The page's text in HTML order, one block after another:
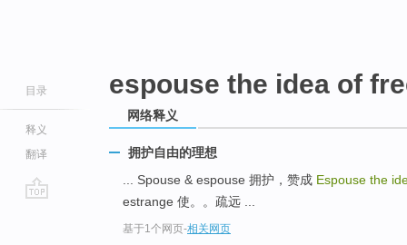
目录
释义
翻译
espouse the idea of
网络释义
拥护自由的理想
... Spouse & espouse 拥护，赞成 Espouse the
estrange 使。。疏远 ...
基于1个网页-相关网页